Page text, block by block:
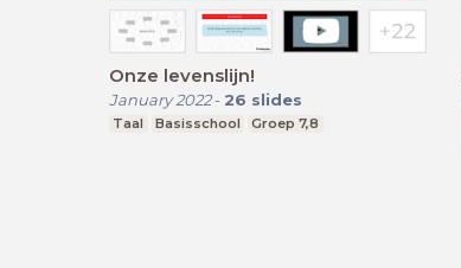
Onze levenslijn!
January 2022- 26 slides
Taal Basisschool Groep 7,8